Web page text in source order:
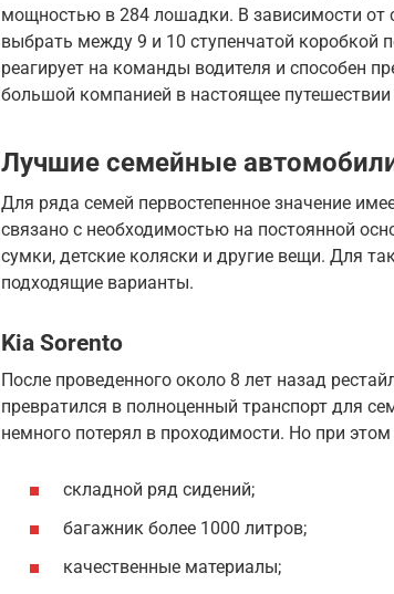
мощностью в 284 лошадки. В зависимости от
выбрать между 9 и 10 ступенчатой коробкой
реагирует на команды водителя и способен
большой компанией в настоящее
Лучшие семейные
Для ряда семей первостепенное значение
связано с необходимостью на постоянной
сумки, детские коляски и другие вещи. Для
подходящие варианты.
Kia Sorento
После проведенного около 8 лет назад
превратился в полноценный транспорт для
немного потерял в проходимости. Но при
складной ряд сидений;
багажник более 1000 литров;
качественные материалы;